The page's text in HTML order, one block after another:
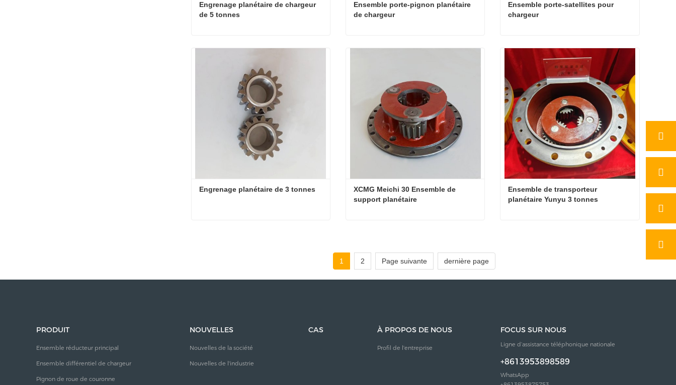
Engrenage planétaire de chargeur
de 5 tonnes
Engrenage planétaire de chargeur de 5 tonnes
Ensemble porte-pignon planétaire
de chargeur
Ensemble porte-pignon planétaire de chargeur
Ensemble porte-satellites pour
chargeur
Ensemble porte-satellites pour chargeur
Contacter maintenant
Engrenage planétaire de 3 tonnes
XCMG Meichi 30 Ensemble de
support planétaire
Ensemble de transporteur
planétaire Yunyu 3 tonnes
1
2 Page suivante dernière page
PRODUIT
Ensemble réducteur principal
Ensemble différentiel de chargeur
Pignon de roue de couronne
NOUVELLES
Nouvelles de la société
Nouvelles de l'industrie
CAS À PROPOS DE NOUS
Profil de l'entreprise
FOCUS SUR NOUS
Ligne d’assistance téléphonique nationale
+8613953898589
WhatsApp